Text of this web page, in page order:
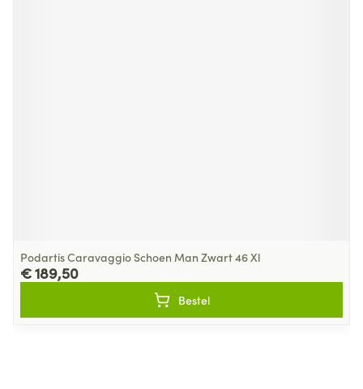
Podartis Caravaggio Schoen Man Zwart 46 Xl
€ 189,50
Bestel